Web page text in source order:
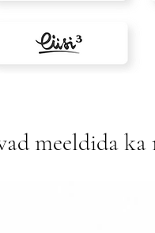
meeldida ka